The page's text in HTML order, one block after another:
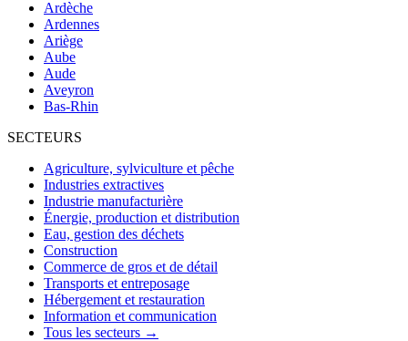
Ardèche
Ardennes
Ariège
Aube
Aude
Aveyron
Bas-Rhin
SECTEURS
Agriculture, sylviculture et pêche
Industries extractives
Industrie manufacturière
Énergie, production et distribution
Eau, gestion des déchets
Construction
Commerce de gros et de détail
Transports et entreposage
Hébergement et restauration
Information et communication
Tous les secteurs →